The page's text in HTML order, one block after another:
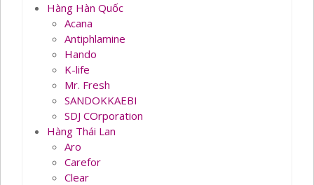
Hàng Hàn Quốc
Acana
Antiphlamine
Hando
K-life
Mr. Fresh
SANDOKKAEBI
SDJ COrporation
Hàng Thái Lan
Aro
Carefor
Clear